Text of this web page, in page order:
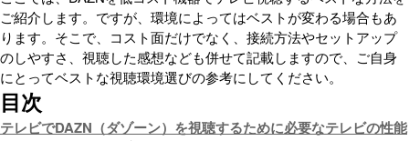
ご紹介します。ですが、環境によってはベストが変わる場合もあ
ります。そこで、コスト面だけでなく、接続方法やセットアップ
のしやすさ、視聴した感想なども併せて記載しますので、ご自身
にとってベストな視聴環境選びの参考にしてください。
目次
テレビでDAZN（ダゾーン）を視聴するために必要なテレビの性能